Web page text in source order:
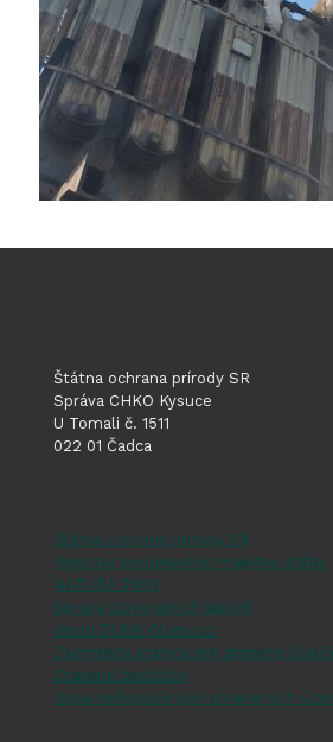
Štátna ochrana prírody SR
Správa CHKO Kysuce
U Tomali č. 1511
022 01 Čadca
Štátna ochrana prírody SR
Register ponúkaného majetku štátu
NATURA 2000
Správa slovenských jaskýň
Hnutí DUHA Olomouc
Záchranná stanica pre zranené
Zranené živočíchy
Mapa veľkoplošných chránených